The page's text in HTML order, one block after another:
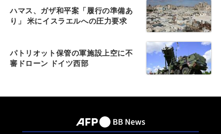
ハマス、ガザ和平案「履行の準備あ
り」 米にイスラエルへの圧力要求
パトリオット保管の軍施設上空に不
審ドローン ドイツ西部